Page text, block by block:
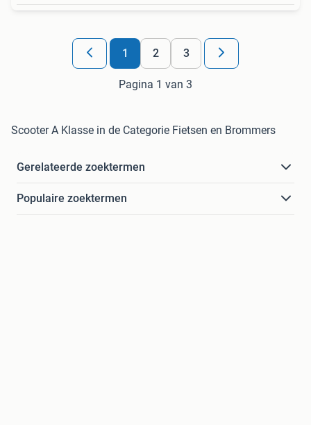
1 2 3
Pagina 1 van 3
Scooter A Klasse in de Categorie Fietsen en Brommers
Gerelateerde zoektermen
Populaire zoektermen